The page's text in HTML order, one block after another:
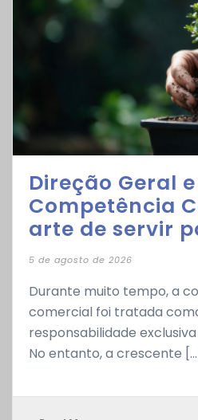
Direção Geral e
Competência
arte de servir
5 de agosto de 2026
Durante muito tempo, a
comercial foi tratada
responsabilidade
No entanto, a crescente